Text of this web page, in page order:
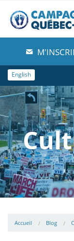
À propos de nous
Blog
Comprendre
Agir
Boutique
English
Accueil Blog